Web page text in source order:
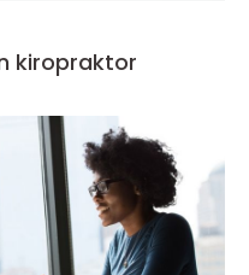
kiropraktor